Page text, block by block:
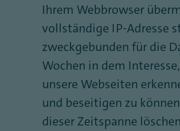
Ihrem Webbrowser
vollständige IP-Adresse
zweckgebunden für die
Wochen in dem
unsere Webseiten
und beseitigen zu
dieser Zeitspanne